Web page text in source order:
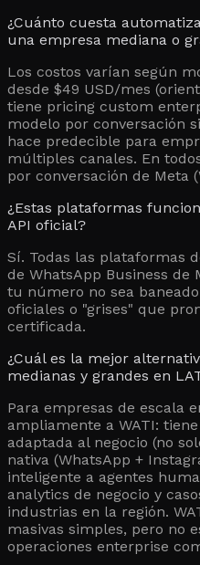
¿Cuánto cuesta
una empresa mediana o
Los costos varían según
desde $49 USD/mes
tiene pricing custom
modelo por conversación
hace predecible para
múltiples canales. En
por conversación de Meta
¿Estas plataformas
API oficial?
Sí. Todas las plataformas
de WhatsApp Business de
tu número no sea
oficiales o "grises" que
certificada.
¿Cuál es la mejor
medianas y grandes en
Para empresas de escala
ampliamente a WATI:
adaptada al negocio (no
nativa (WhatsApp +
inteligente a agentes
analytics de negocio y
industrias en la región.
masivas simples, pero no
operaciones enterprise